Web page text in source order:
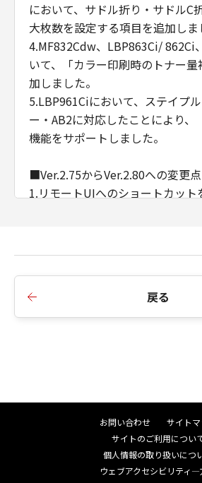
において、サドル折り・サドルC
大枚数を設定する項目を追加しま
4.MF832Cdw、LBP863Ci/ 862Ci
いて、「カラー印刷時のトナー
加しました。
5.LBP961Ciにおいて、ステイプ
ー・AB2に対応したことにより、
機能をサポートしました。
■Ver.2.75からVer.2.80への変更点
1.リモートUIへのショートカット
2008を非サポートとしました。
3.LBP362i/ LBP361iにおいて、用
に対応しました。
戻る
お問い合わせ
サイト
サイトのご利用につい
個人情報の取り扱いにつ
ウェブアクセシビリティ―